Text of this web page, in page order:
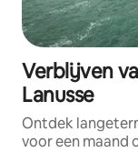
Verblijven
Lanusse
Ontdek
voor een maand